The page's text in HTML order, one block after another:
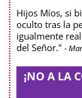
Hijos Míos, si
oculto tras la
igualmente
del Señor." -
¡NO A LA